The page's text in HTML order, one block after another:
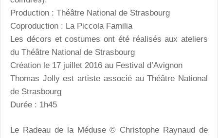
Production : Théâtre National de Strasbourg
Coproduction : La Piccola Familia
Les décors et costumes ont été réalisés aux ateliers
du Théâtre National de Strasbourg
Création le 17 juillet 2016 au Festival d’Avignon
Thomas Jolly est artiste associé au Théâtre National
de Strasbourg
Durée : 1h45
Le Radeau de la Méduse © Christophe Raynaud de